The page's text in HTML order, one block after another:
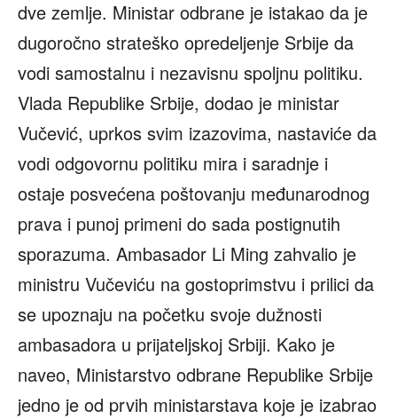
dve zemlje. Ministar odbrane je istakao da je
dugoročno strateško opredeljenje Srbije da
vodi samostalnu i nezavisnu spoljnu politiku.
Vlada Republike Srbije, dodao je ministar
Vučević, uprkos svim izazovima, nastaviće da
vodi odgovornu politiku mira i saradnje i
ostaje posvećena poštovanju međunarodnog
prava i punoj primeni do sada postignutih
sporazuma. Ambasador Li Ming zahvalio je
ministru Vučeviću na gostoprimstvu i prilici da
se upoznaju na početku svoje dužnosti
ambasadora u prijateljskoj Srbiji. Kako je
naveo, Ministarstvo odbrane Republike Srbije
jedno je od prvih ministarstava koje je izabrao